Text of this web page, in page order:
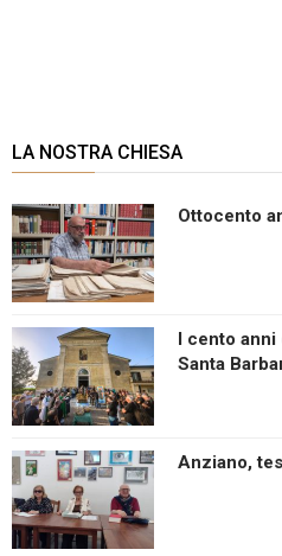
LA NOSTRA CHIESA
Ottocento
I cento
Santa
Anziano,